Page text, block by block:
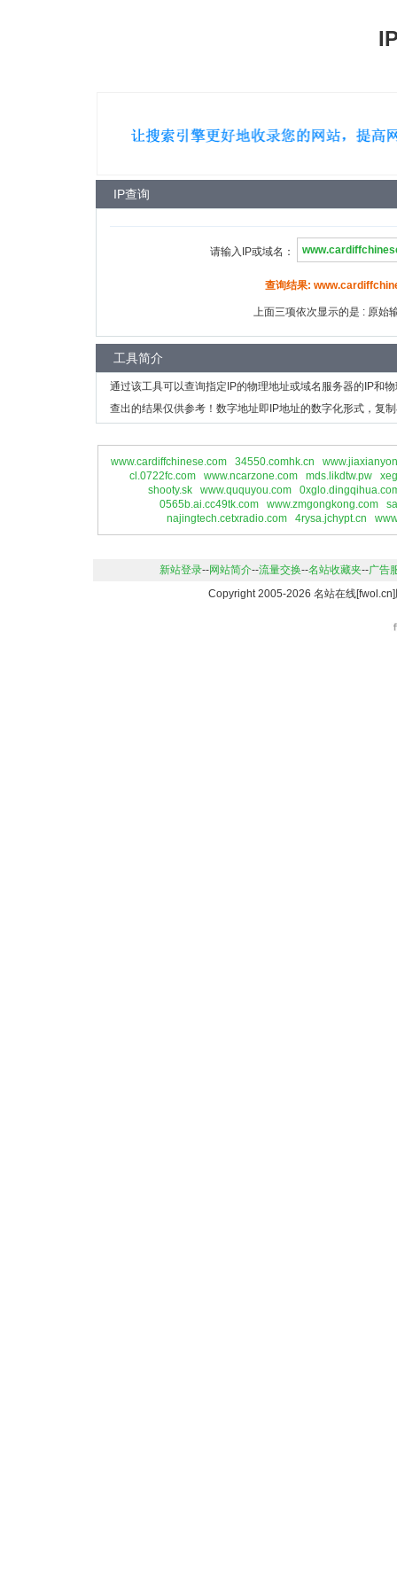
IP查询
请输入IP或域名：
查询结果:
上面三项依次显示的是 : 原始
工具简介
通过该工具可以查询指定IP的物理地址或域名服务器的IP和
查出的结果仅供参考！数字地址即IP地址的数字化形式，复
www.cardiffchinese.com 34550.comhk.cn
cl.0722fc.com
www.ncarzone.com mds.likdtw.pw
shooty.sk
www.ququyou.com
0565b.ai.cc49tk.com
www.zmgongkong.com
najingtech.cetxradio.com
4rysa.jchypt.cn
新站登录--网站简介--流量交换--名站收藏夹--广告
Copyright 2005-2026 名站在线